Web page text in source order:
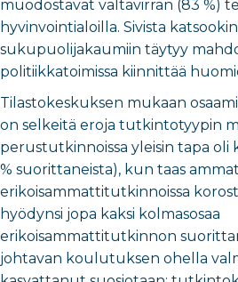
muodostavat valtavirran (83 %)
hyvinvointialoilla. Sivista
sukupuolijakaumiin täytyy
politiikkatoimissa kiinnittää
Tilastokeskuksen mukaan
on selkeitä eroja tutkintotyypin
perustutkinnoissa yleisin tapa oli
% suorittaneista), kun taas
erikoisammattitutkinnoissa
hyödynsi jopa kaksi kolmasosaa
erikoisammattitutkinnon
johtavan koulutuksen ohella